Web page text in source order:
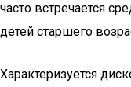
часто встречается
детей старшего
Характеризуется